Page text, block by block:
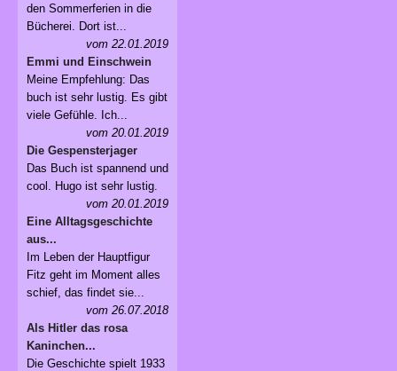
den Sommerferien in die
Bücherei. Dort ist...
vom 22.01.2019
Emmi und Einschwein
Meine Empfehlung: Das
buch ist sehr lustig. Es gibt
viele Gefühle. Ich...
vom 20.01.2019
Die Gespensterjager
Das Buch ist spannend und
cool. Hugo ist sehr lustig.
vom 20.01.2019
Eine Alltagsgeschichte
aus...
Im Leben der Hauptfigur
Fitz geht im Moment alles
schief, das findet sie...
vom 26.07.2018
Als Hitler das rosa
Kaninchen...
Die Geschichte spielt 1933